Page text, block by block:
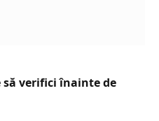
să verifici înainte de